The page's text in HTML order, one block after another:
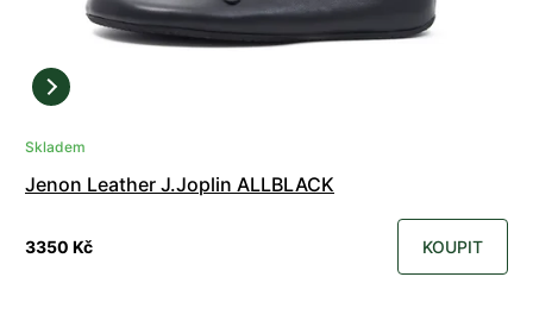
Skladem
Jenon Leather J.Joplin ALLBLACK
3350 Kč KOUPIT